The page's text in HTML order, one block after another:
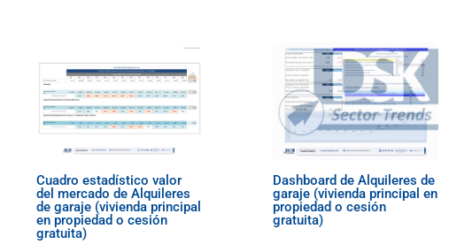
Cuadro estadístico valor
del mercado de Alquileres
de garaje (vivienda principal
en propiedad o cesión
gratuita)
Dashboard de Alquileres de
garaje (vivienda principal en
propiedad o cesión
gratuita)